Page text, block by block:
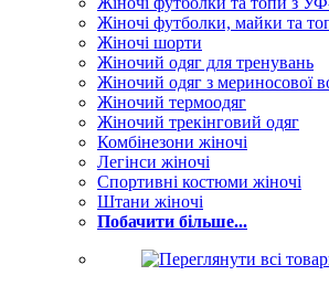
Жіночі футболки, майки та
Жіночі шорти
Жіночий одяг для тренувань
Жіночий одяг з мериносової
Жіночий термоодяг
Жіночий трекінговий одяг
Комбінезони жіночі
Легінси жіночі
Спортивні костюми жіночі
Штани жіночі
Побачити більше...